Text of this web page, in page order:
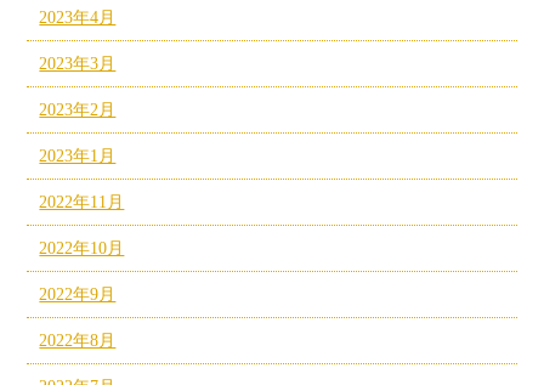
2023年4月
2023年3月
2023年2月
2023年1月
2022年11月
2022年10月
2022年9月
2022年8月